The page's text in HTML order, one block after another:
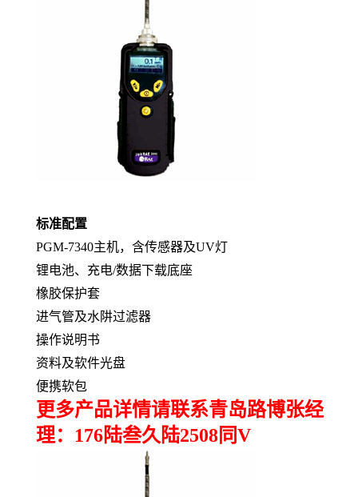
标准配置
PGM-7340主机，含传感器及UV灯
锂电池、充电/数据下载底座
橡胶保护套
进气管及水阱过滤器
操作说明书
资料及软件光盘
便携软包
更多产品详情请联系青岛路博张经
理：176陆叁久陆2508同V